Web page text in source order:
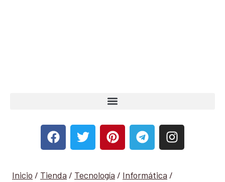
Inicio / Tienda / Tecnología / Informática /